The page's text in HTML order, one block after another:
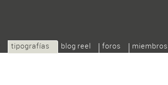
tipografías blog reel foros miembros